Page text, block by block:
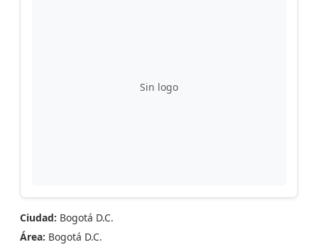
Sin logo
Ciudad: Bogotá D.C.
Área: Bogotá D.C.